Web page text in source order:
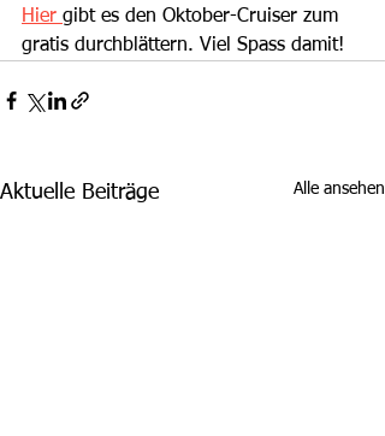
Hier gibt es den Oktober-Cruiser zum
gratis durchblättern. Viel Spass damit!
Aktuelle Beiträge Alle ansehen